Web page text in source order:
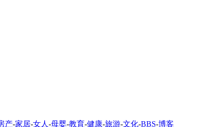
产-家居-女人 -母婴-教育-健康-旅游-文化-BBS-博客